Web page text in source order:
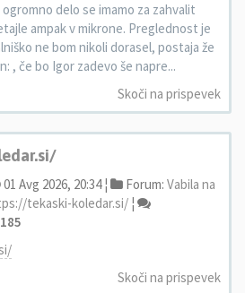
delo se imamo za zahvalit
ampak v mikrone. Preglednost je
ne bom nikoli dorasel, postaja že
, če bo Igor zadevo še napre...
Skoči na prispevek
01 Avg 2026, 20:34 ¦ Forum: Vabila na
tekaski-koledar.si/ ¦
185
Skoči na prispevek